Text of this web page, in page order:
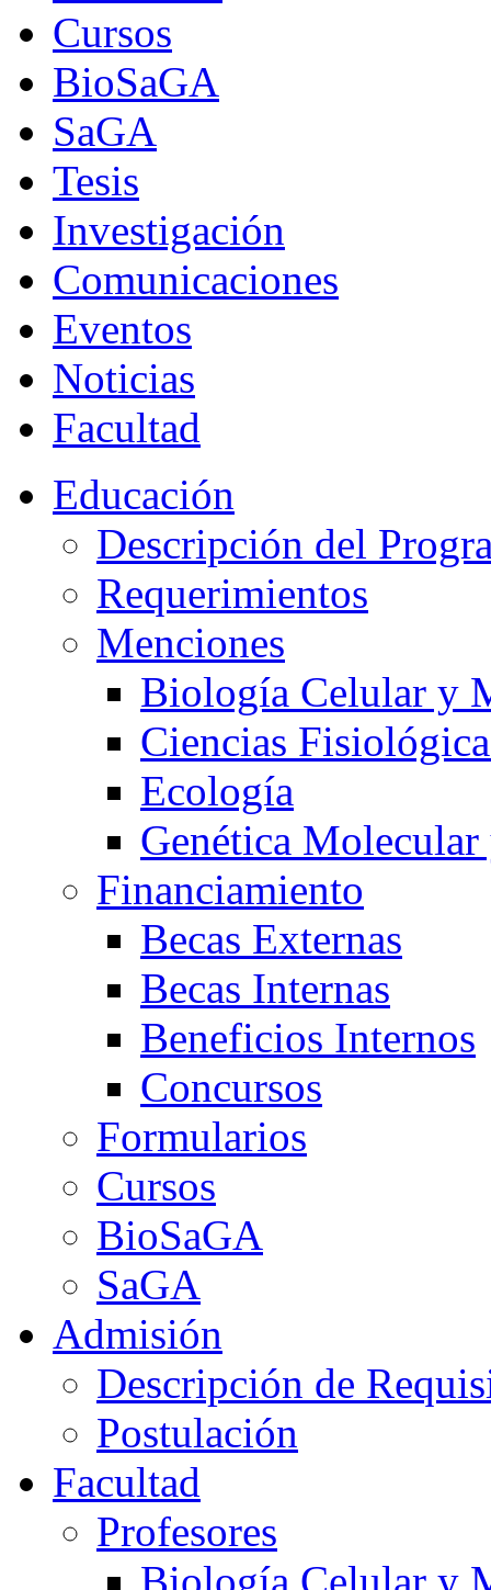
Cursos
BioSaGA
SaGA
Tesis
Investigación
Comunicaciones
Eventos
Noticias
Facultad
Educación
Descripción del
Requerimientos
Menciones
Biología Celular y
Ciencias
Ecología
Genética
Financiamiento
Becas Externas
Becas Internas
Beneficios Internos
Concursos
Formularios
Cursos
BioSaGA
SaGA
Admisión
Descripción de
Postulación
Facultad
Profesores